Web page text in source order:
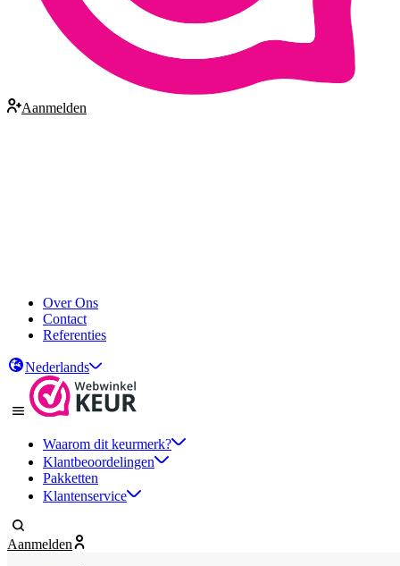
Aanmelden
Over Ons
Contact
Referenties
Nederlands
Waarom dit keurmerk?
Klantbeoordelingen
Pakketten
Klantenservice
Aanmelden